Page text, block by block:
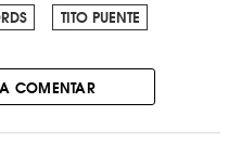
TITO PUENTE
COMENTAR